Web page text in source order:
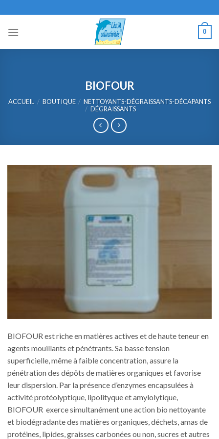
to
content
0
BIOFOUR
ACCUEIL / BOUTIQUE / NETTOYANTS-DÉGRAISSANTS-DÉCAPANTS
/ DÉGRAISSANTS
BIOFOUR est riche en matières actives et de haute teneur en
agents mouillants et pénétrants. Sa basse tension
superficielle, même à faible concentration, assure la
pénétration des dépôts de matières organiques et favorise
leur dispersion. Par la présence d’enzymes encapsulées à
activité protéolyptique, lipolityque et amylolytique,
BIOFOUR exerce simultanément une action bio nettoyante
et biodégradante des matières organiques, déchets, amas de
protéines, lipides, graisses carbonées ou non, sucres et autres